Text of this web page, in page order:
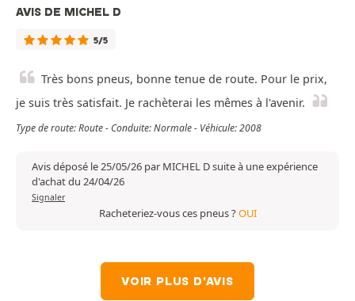
AVIS DE MICHEL D
5/5
Très bons pneus, bonne tenue de route. Pour le prix,
je suis très satisfait. Je rachèterai les mêmes à l'avenir.
Type de route: Route - Conduite: Normale - Véhicule: 2008
Avis déposé le 25/05/26 par MICHEL D suite à une expérience
d'achat du 24/04/26
Signaler
Racheteriez-vous ces pneus ?OUI
VOIR PLUS D'AVIS